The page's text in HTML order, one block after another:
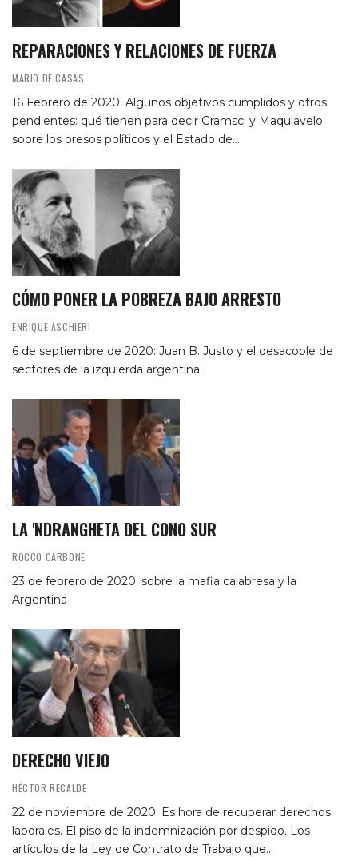
REPARACIONES Y RELACIONES DE FUERZA
MARIO DE CASAS
16 Febrero de 2020. Algunos objetivos cumplidos y otros
pendientes: qué tienen para decir Gramsci y Maquiavelo
sobre los presos políticos y el Estado de…
CÓMO PONER LA POBREZA BAJO ARRESTO
ENRIQUE ASCHIERI
6 de septiembre de 2020: Juan B. Justo y el desacople de
sectores de la izquierda argentina.
LA 'NDRANGHETA DEL CONO SUR
ROCCO CARBONE
23 de febrero de 2020: sobre la mafia calabresa y la
Argentina
DERECHO VIEJO
HÉCTOR RECALDE
22 de noviembre de 2020: Es hora de recuperar derechos
laborales. El piso de la indemnización por despido. Los
artículos de la Ley de Contrato de Trabajo que…